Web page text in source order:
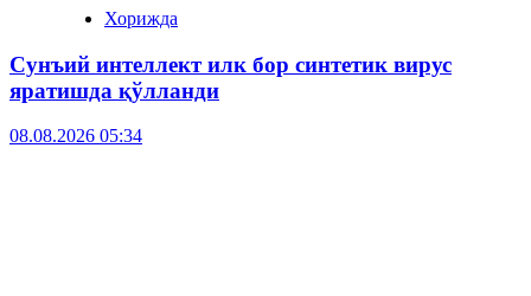
Хорижда
Сунъий интеллект илк бор синтетик вирус
яратишда қўлланди
08.08.2026 05:34